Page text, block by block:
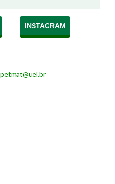
INSTAGRAM
petmat@uel.br